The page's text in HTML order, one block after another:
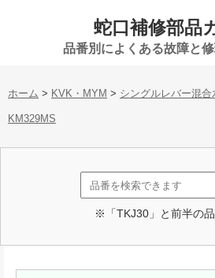
蛇口補修部品
品番別によくある故障と
ホーム > KVK・MYM > シングルレバー混合
KM329MS
※「TKJ30」と前半の